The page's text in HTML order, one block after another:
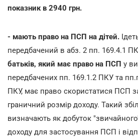
показник в 2940 грн.
- мають право на ПСП на дітей.
передбачений в абз. 2 пп. 169.4.1
батьків, який має право на ПСП у
передбачених пп. 169.1.2 ПКУ та
ПКУ, має право скористатися ПСП
граничний розмір доходу. Такий
визначають як добуток
доходу для застосування ПСП і